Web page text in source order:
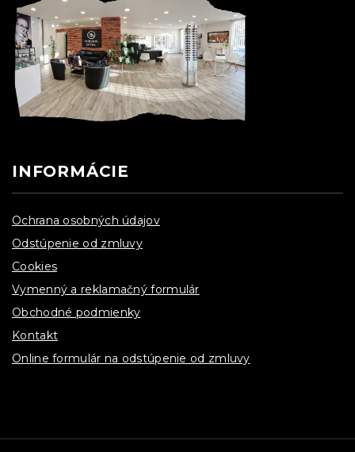
INFORMÁCIE
Ochrana osobných údajov
Odstúpenie od zmluvy
Cookies
Vymenný a reklamačný formulár
Obchodné podmienky
Kontakt
Online formulár na odstúpenie od zmluvy